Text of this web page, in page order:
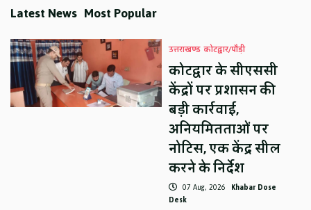
Latest News Most Popular
उत्तराखण्ड कोटद्वार/पौड़ी
कोटद्वार के सीएससी
केंद्रों पर प्रशासन की
बड़ी कार्रवाई,
अनियमितताओं पर
नोटिस, एक केंद्र सील
करने के निर्देश
07 Aug, 2026 Khabar Dose
Desk